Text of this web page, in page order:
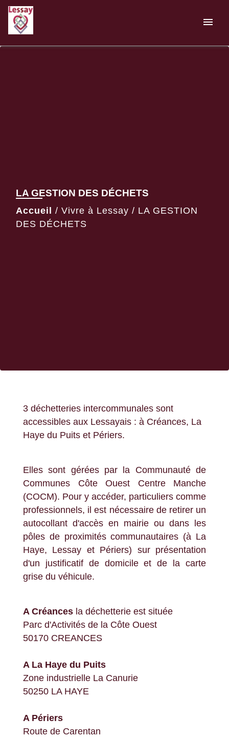
menu
LA GESTION DES DÉCHETS
Accueil / Vivre à Lessay / LA GESTION
DES DÉCHETS
3 déchetteries intercommunales sont
accessibles aux Lessayais : à Créances, La
Haye du Puits et Périers.
Elles sont gérées par la Communauté de
Communes Côte Ouest Centre Manche
(COCM). Pour y accéder, particuliers comme
professionnels, il est nécessaire de retirer un
autocollant d'accès en mairie ou dans les
pôles de proximités communautaires (à La
Haye, Lessay et Périers) sur présentation
d'un justificatif de domicile et de la carte
grise du véhicule.
A Créances la déchetterie est située
Parc d'Activités de la Côte Ouest
50170 CREANCES
A La Haye du Puits
Zone industrielle La Canurie
50250 LA HAYE
A Périers
Route de Carentan